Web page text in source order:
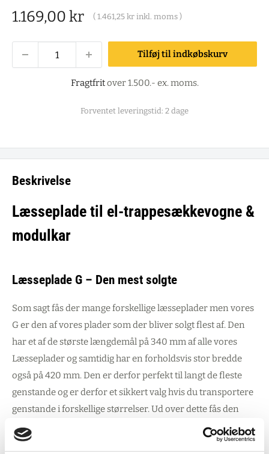
Salgspris
1.169,00 kr ( 1.461,25 kr inkl. moms )
Tilføj til indkøbskurv
Fragtfritover 1.500.- ex. moms.
Forventet leveringstid: 2 dage
Beskrivelse
Læsseplade til el-trappesækkevogne &
modulkar
Læsseplade G – Den mest solgte
Som sagt fås der mange forskellige læsseplader men vores
G er den af vores plader som der bliver solgt flest af. Den
har et af de største længdemål på 340 mm af alle vores
Læsseplader og samtidig har en forholdsvis stor bredde
også på 420 mm. Den er derfor perfekt til langt de fleste
genstande og er derfor et sikkert valg hvis du transportere
genstande i forskellige størrelser. Ud over dette fås den
også med riller i overfalde for at undgå at dine genstande
vil glide af.